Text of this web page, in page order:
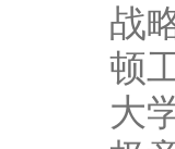
战
顿
大